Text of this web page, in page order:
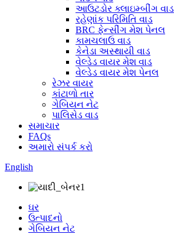
આઉટડોર ક્લાઇમ્બીંગ વાડ
રહેણાંક પરિમિતિ વાડ
BRC ફેન્સીંગ મેશ પેનલ
કામચલાઉ વાડ
કેનેડા અસ્થાયી વાડ
વેલ્ડેડ વાયર મેશ વાડ
વેલ્ડેડ વાયર મેશ પેનલ
રેઝર વાયર
કાંટાળો તાર
ગેબિયન નેટ
પાલિસેડ વાડ
સમાચાર
FAQs
અમારો સંપર્ક કરો
English
ઘર
ઉત્પાદનો
ગેબિયન નેટ